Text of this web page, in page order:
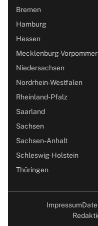
Bremen
Hamburg
Hessen
Mecklenburg-
Niedersachsen
Nordrhein-Westfalen
Rheinland-Pfalz
Saarland
Sachsen
Sachsen-Anhalt
Schleswig-Holstein
Thüringen
Impressum